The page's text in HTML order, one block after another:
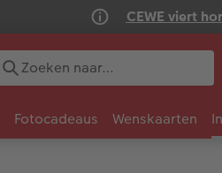
CEWE viert
Fotocadeaus Wenskaarten